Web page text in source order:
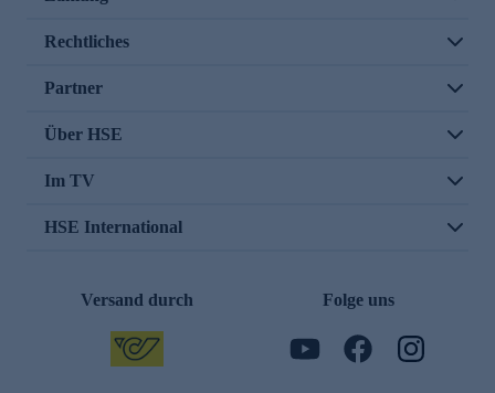
Rechtliches
Partner
Über HSE
Im TV
HSE International
Versand durch Folge uns